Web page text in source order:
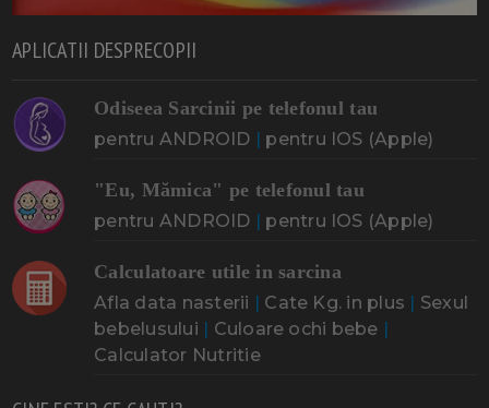
APLICATII DESPRECOPII
Odiseea Sarcinii pe telefonul tau
pentru ANDROID | pentru IOS (Apple)
"Eu, Mămica" pe telefonul tau
pentru ANDROID | pentru IOS (Apple)
Calculatoare utile in sarcina
Afla data nasterii | Cate Kg. in plus | Sexul
bebelusului | Culoare ochi bebe |
Calculator Nutritie